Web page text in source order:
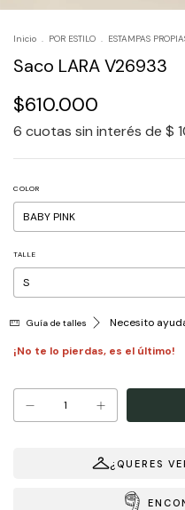
Inicio . POR ESTILO . ESTAMPAS
Saco LARA V26933
$610.000
6 cuotas sin interés de $
COLOR
TALLE
Guía de talles Necesito
¿QUERES
¡No te lo pierdas, es el último!